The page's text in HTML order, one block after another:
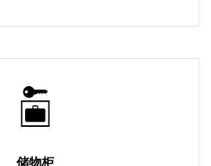
储物柜